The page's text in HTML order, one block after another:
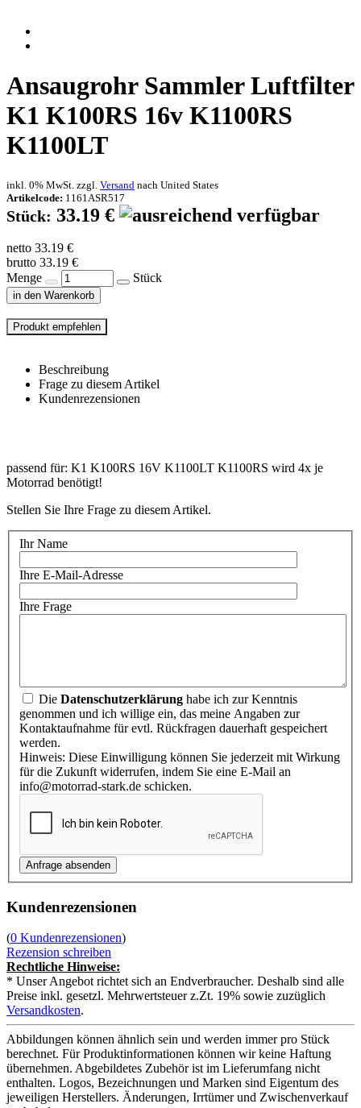
Ansaugrohr Sammler Luftfilter
K1 K100RS 16v K1100RS
K1100LT
inkl. 0% MwSt. zzgl. Versand nach United States
Artikelcode: 1161ASR517
Stück: 33.19 €
netto 33.19 €
brutto 33.19 €
Menge
Stück
in den Warenkorb
Beschreibung
Frage zu diesem Artikel
Kundenrezensionen
passend für: K1 K100RS 16V K1100LT K1100RS wird 4x je
Motorrad benötigt!
Stellen Sie Ihre Frage zu diesem Artikel.
Ihr Name
Ihre E-Mail-Adresse
Ihre Frage
Die Datenschutzerklärung habe ich zur Kenntnis
genommen und ich willige ein, das meine Angaben zur
Kontaktaufnahme für evtl. Rückfragen dauerhaft gespeichert
werden.
Hinweis: Diese Einwilligung können Sie jederzeit mit Wirkung
für die Zukunft widerrufen, indem Sie eine E-Mail an
info@motorrad-stark.de schicken.
Kundenrezensionen
(0 Kundenrezensionen)
Rezension schreiben
Rechtliche Hinweise:
* Unser Angebot richtet sich an Endverbraucher. Deshalb sind alle
Preise inkl. gesetzl. Mehrwertsteuer z.Zt. 19% sowie zuzüglich
Versandkosten.
Abbildungen können ähnlich sein und werden immer pro Stück
berechnet. Für Produktinformationen können wir keine Haftung
übernehmen. Abgebildetes Zubehör ist im Lieferumfang nicht
enthalten. Logos, Bezeichnungen und Marken sind Eigentum des
jeweiligen Herstellers. Änderungen, Irrtümer und Zwischenverkauf